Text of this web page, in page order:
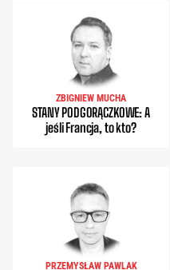
ZBIGNIEW MUCHA
STANY PODGORĄCZKOWE: A
jeśli Francja, to kto?
PRZEMYSŁAW PAWLAK